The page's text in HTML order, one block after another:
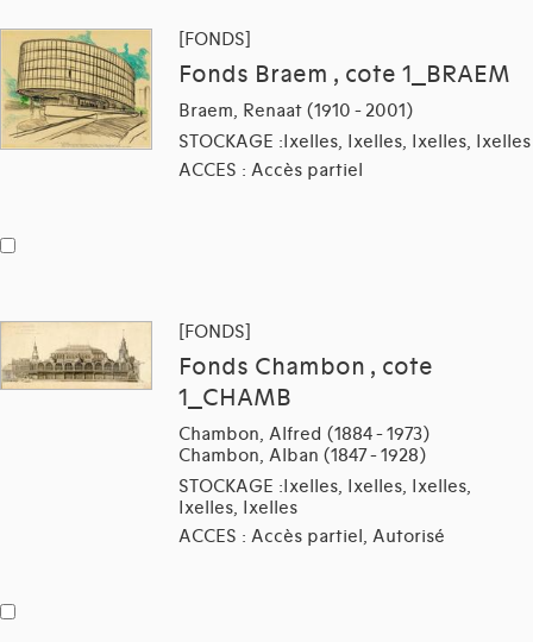
[FONDS]
Fonds Braem , cote 1_BRAEM
Braem, Renaat (1910 - 2001)
STOCKAGE :Ixelles, Ixelles, Ixelles, Ixelles
ACCES : Accès partiel
[FONDS]
Fonds Chambon , cote
1_CHAMB
Chambon, Alfred (1884 - 1973)
Chambon, Alban (1847 - 1928)
STOCKAGE :Ixelles, Ixelles, Ixelles,
Ixelles, Ixelles
ACCES : Accès partiel, Autorisé